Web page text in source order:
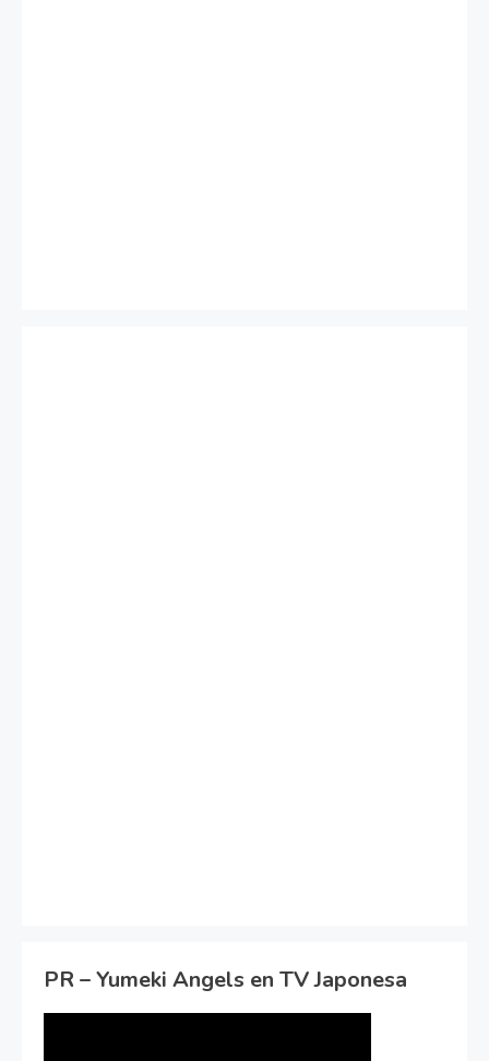
PR – Yumeki Angels en TV Japonesa